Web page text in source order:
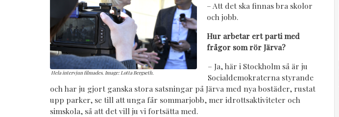
Hela intervjun filmades. Image: Lotta Bergseth.
– Att det ska finnas bra skolor
och jobb.
Hur arbetar ert parti med
frågor som rör Järva?
– Ja, här i Stockholm så är ju
Socialdemokraterna styrande
och har ju gjort ganska stora satsningar på Järva med nya bostäder, rustat
upp parker, se till att unga får sommarjobb, mer idrottsaktiviteter och
simskola, så att det vill ju vi fortsätta med.